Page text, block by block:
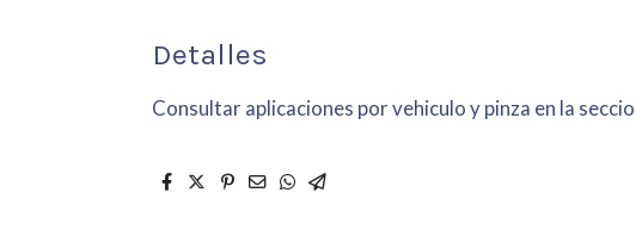
Detalles
Consultar aplicaciones por vehiculo y pinza en la